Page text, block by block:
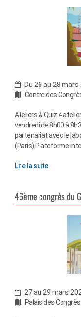
Du 26 au 28 mars
Centre des
Ateliers & Quiz 4
vendredi de 8h00 à
partenariat avec le
(Paris) Plateforme
Lire la suite
46ème congrès du
27 au 29 mars
Palais des